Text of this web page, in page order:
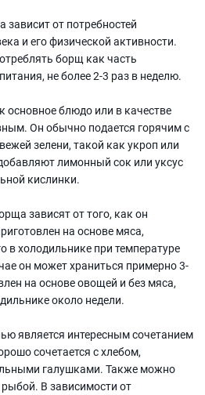
от потребностей
и его физической активности.
борщ как часть
не более 2-3 раз в неделю.
блюдо или в качестве
Он обычно подается горячим с
зелени, такой как укроп или
лимонный сок или уксус
кислинки.
зависят от того, как он
на основе мяса,
в холодильнике при температуре
он может храниться примерно 3-
на основе овощей и без мяса,
около недели.
является интересным сочетанием
сочетается с хлебом,
галушками. Также можно
В зависимости от